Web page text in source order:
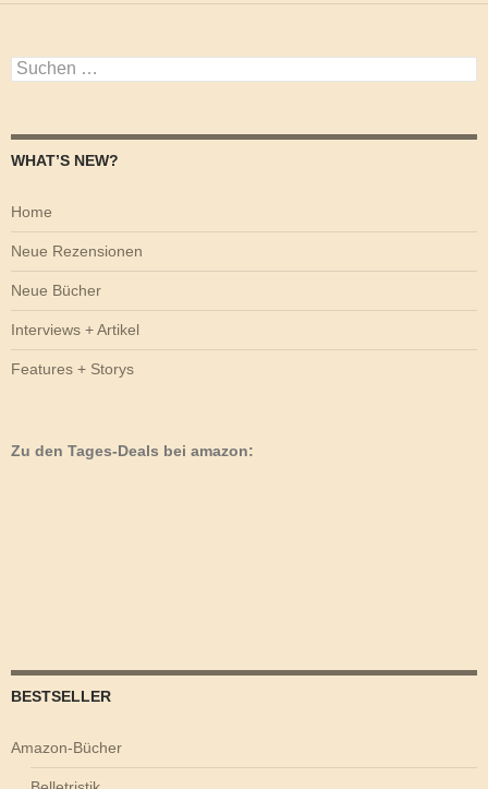
Suchen
nach:
WHAT’S NEW?
Home
Neue Rezensionen
Neue Bücher
Interviews + Artikel
Features + Storys
Zu den Tages-Deals bei amazon:
BESTSELLER
Amazon-Bücher